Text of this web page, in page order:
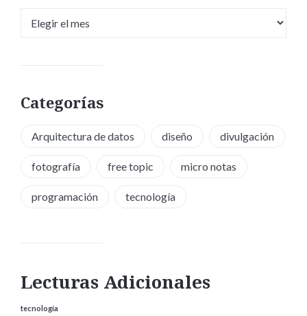
Categorías
Arquitectura de datos diseño divulgación
fotografía free topic micro notas
programación tecnología
Lecturas Adicionales